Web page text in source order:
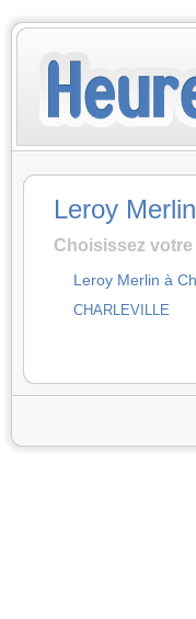
Leroy Merlin
Choisissez
Leroy Merlin à
CHARLEVILLE